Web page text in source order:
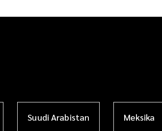
Suudi Arabistan Meksika